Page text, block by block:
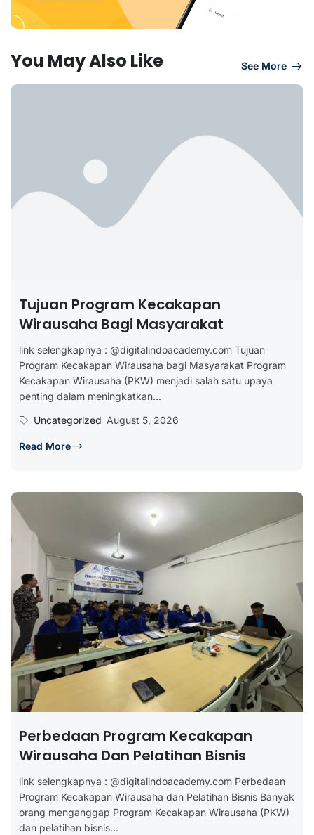
You May Also Like See More
Tujuan Program Kecakapan
Wirausaha Bagi Masyarakat
link selengkapnya : @digitalindoacademy.com Tujuan
Program Kecakapan Wirausaha bagi Masyarakat Program
Kecakapan Wirausaha (PKW) menjadi salah satu upaya
penting dalam meningkatkan...
Uncategorized August 5, 2026
Read More
Perbedaan Program Kecakapan
Wirausaha Dan Pelatihan Bisnis
link selengkapnya : @digitalindoacademy.com Perbedaan
Program Kecakapan Wirausaha dan Pelatihan Bisnis Banyak
orang menganggap Program Kecakapan Wirausaha (PKW)
dan pelatihan bisnis...